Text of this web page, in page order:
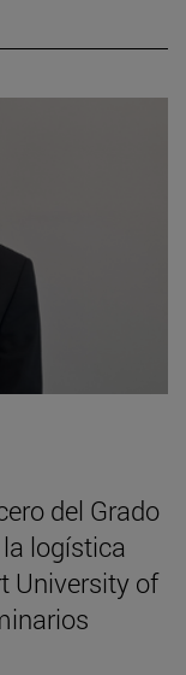
del Grado
logística
University of